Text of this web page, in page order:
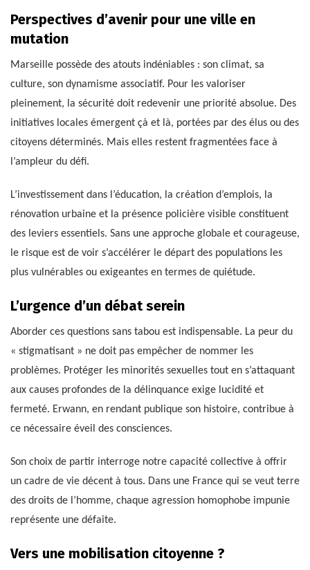
Perspectives d’avenir pour une ville en
mutation
Marseille possède des atouts indéniables : son climat, sa
culture, son dynamisme associatif. Pour les valoriser
pleinement, la sécurité doit redevenir une priorité absolue. Des
initiatives locales émergent çà et là, portées par des élus ou des
citoyens déterminés. Mais elles restent fragmentées face à
l’ampleur du défi.
L’investissement dans l’éducation, la création d’emplois, la
rénovation urbaine et la présence policière visible constituent
des leviers essentiels. Sans une approche globale et courageuse,
le risque est de voir s’accélérer le départ des populations les
plus vulnérables ou exigeantes en termes de quiétude.
L’urgence d’un débat serein
Aborder ces questions sans tabou est indispensable. La peur du
« stigmatisant » ne doit pas empêcher de nommer les
problèmes. Protéger les minorités sexuelles tout en s’attaquant
aux causes profondes de la délinquance exige lucidité et
fermeté. Erwann, en rendant publique son histoire, contribue à
ce nécessaire éveil des consciences.
Son choix de partir interroge notre capacité collective à offrir
un cadre de vie décent à tous. Dans une France qui se veut terre
des droits de l’homme, chaque agression homophobe impunie
représente une défaite.
Vers une mobilisation citoyenne ?